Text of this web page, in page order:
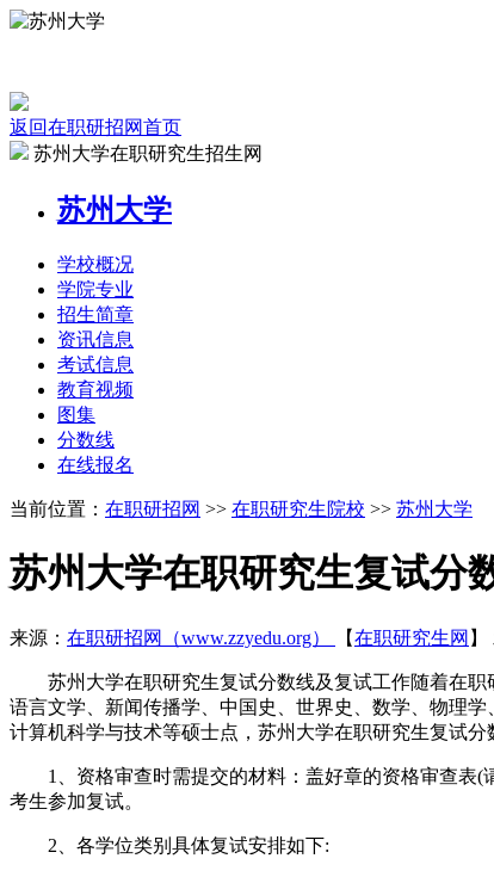
返回在职研招网首页
苏州大学在职研究生招生网
苏州大学
学校概况
学院专业
招生简章
资讯信息
考试信息
教育视频
图集
分数线
在线报名
当前位置： 在职研招网 >> 在职研究生院校 >> 苏州大学
苏州大学在职研究生复试分
来源： 在职研招网（www.zzyedu.org） 【在职研究生网 】
苏州大学在职研究生复试分数线及复试工作随着在职
语言文学、新闻传播学、中国史、世界史、数学、物理
计算机科学与技术等硕士点，苏州大学在职研究生复试分
1、资格审查时需提交的材料：盖好章的资格审查表(
考生参加复试。
2、各学位类别具体复试安排如下: